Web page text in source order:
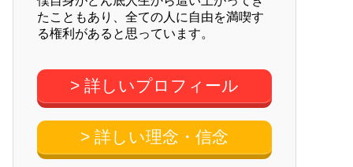
たこともあり、全ての人に自由を満喫す
る権利があると思っています。
> 詳しいプロフィール
> 詳しい理念・信念